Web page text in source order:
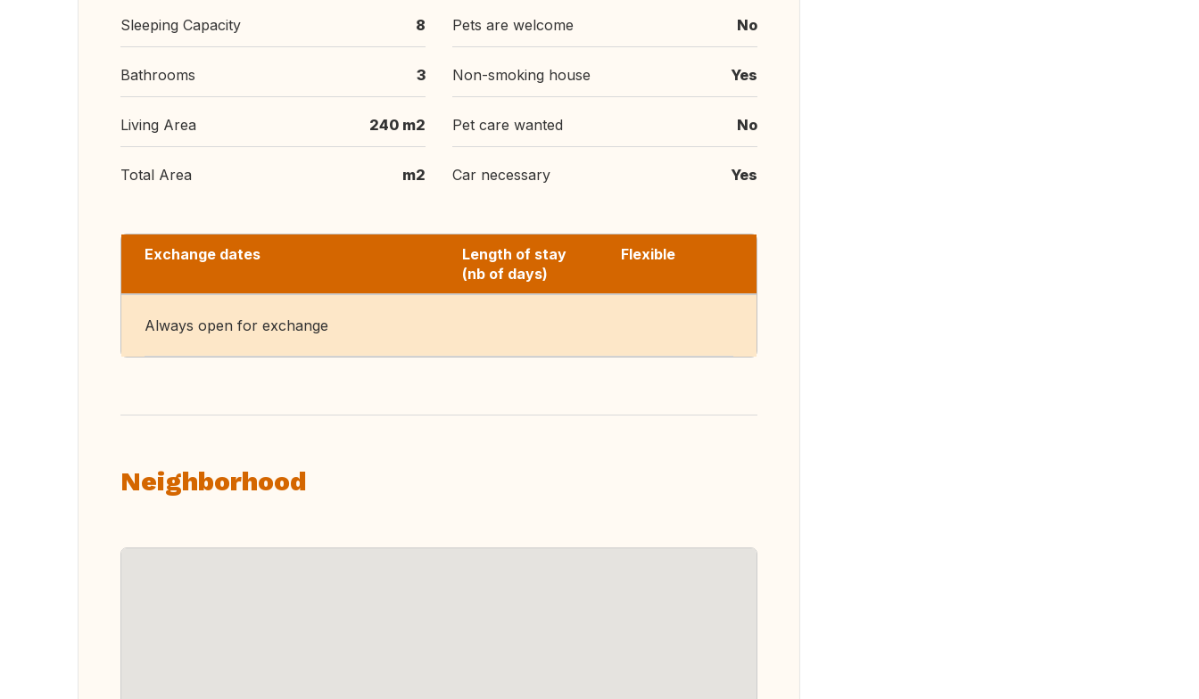
Sleeping Capacity 8
Bathrooms 3
Living Area 240 m2
Total Area m2
Pets are welcome No
Non-smoking house Yes
Pet care wanted No
Car necessary Yes
Exchange dates
Length of stay
(nb of days)
Flexible
Always open for exchange
Neighborhood